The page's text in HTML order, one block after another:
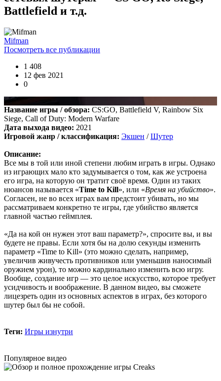
Boycenunse:
Цитата: cord
Представлено несколько ссылок на скачивание (торрент,
архив и FLAC), но основной – Unofficial Game Soundtrack
OST. На странице можно послушать онлайн полную версию,
включая треки от Paul Linford
😁👏Огромная благодарность за труд. Не ожидал, что будет
полный саундтрек в хорошем качестве. За flac отдельная
благодарность ✔
cord:Boycenunse
Да, сделано. Добавил саундтрек Need for Speed: Most Wanted
Soundtrack (OST):
скачать
Представлено несколько ссылок на скачивание (торрент,
архив и FLAC), но основной – Unofficial Game Soundtrack
OST. На странице можно послушать онлайн полную версию,
включая треки от Paul Linford
Сборник получился добротный, наслаждайтесь!
Boycenunse: Добавьте пожалуйста саундтрек из игры NFS
Most Wanted, которая 2005 года.
Mifman:Добро пожаловать на игровой сайт mifman.ru
Делитесь играми с друзьями и добавляйте сайт в избранное.
В этом чате Вы можете общаться. Пишите свои отзывы и
комментарии к играм.
Battlefield и т.д.
Mifman
Посмотреть все публикации
1 408
12 фев 2021
0
Название игры / обзора: CS:GO, Battlefield V, Rainbow Six
Siege, Call of Duty: Modern Warfare
Дата выхода видео: 2021
Игровой жанр / классификация: Экшен /Шутер
Описание:
Все мы в той или иной степени любим играть в игры. Однако
из играющих мало кто задумывается о том, как же устроена
его игра, на которую он тратит своё время. Один из таких
нюансов называется «Time to Kill», или «Время на убийство».
Согласен, не во всех играх вам предстоит убивать, но мы
рассматриваем конкретно те игры, где убийство является
главной частью геймплея.
«Да на кой он нужен этот ваш параметр?», спросите вы, и вы
будете не правы. Если хотя бы на долю секунды изменить
параметр «Time to Kill» (это можно сделать, например,
увеличив живучесть противников или уменьшив наносимый
оружием урон), то можно кардинально изменить всю игру.
Вообще, создание игр — это целое искусство, которое требует
усидчивость и воображение. В данном видео, вы сможете
лицезреть один из основных аспектов в играх, без которого
шутер был бы не собой.
Теги: Игры изнутри
Популярное видео